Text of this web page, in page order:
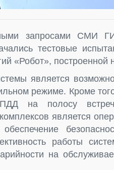
запросами СМИ
тестовые
«Робот», построенной
является
режиме. Кроме
на полосу
является
работы
на